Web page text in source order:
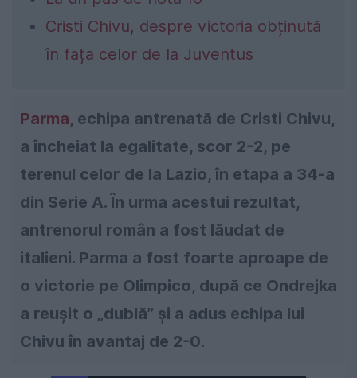
Cristi Chivu, despre victoria obținută
în fața celor de la Juventus
Parma, echipa antrenată de Cristi Chivu,
a încheiat la egalitate, scor 2-2, pe
terenul celor de la Lazio, în etapa a 34-a
din Serie A. În urma acestui rezultat,
antrenorul român a fost lăudat de
italieni. Parma a fost foarte aproape de
o victorie pe Olimpico, după ce Ondrejka
a reușit o „dublă” și a adus echipa lui
Chivu în avantaj de 2-0.